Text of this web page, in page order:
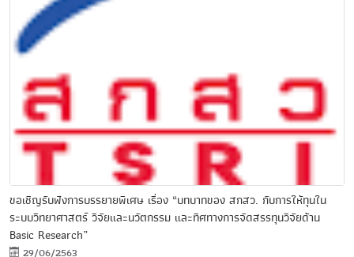
ขอเชิญรับฟังการบรรยายพิเศษ เรื่อง “บทบาทของ สกสว. กับการให้ทุนใน
ระบบวิทยาศาสตร์ วิจัยและนวัตกรรม และทิศทางการจัดสรรทุนวิจัยด้าน
Basic Research”
29/06/2563